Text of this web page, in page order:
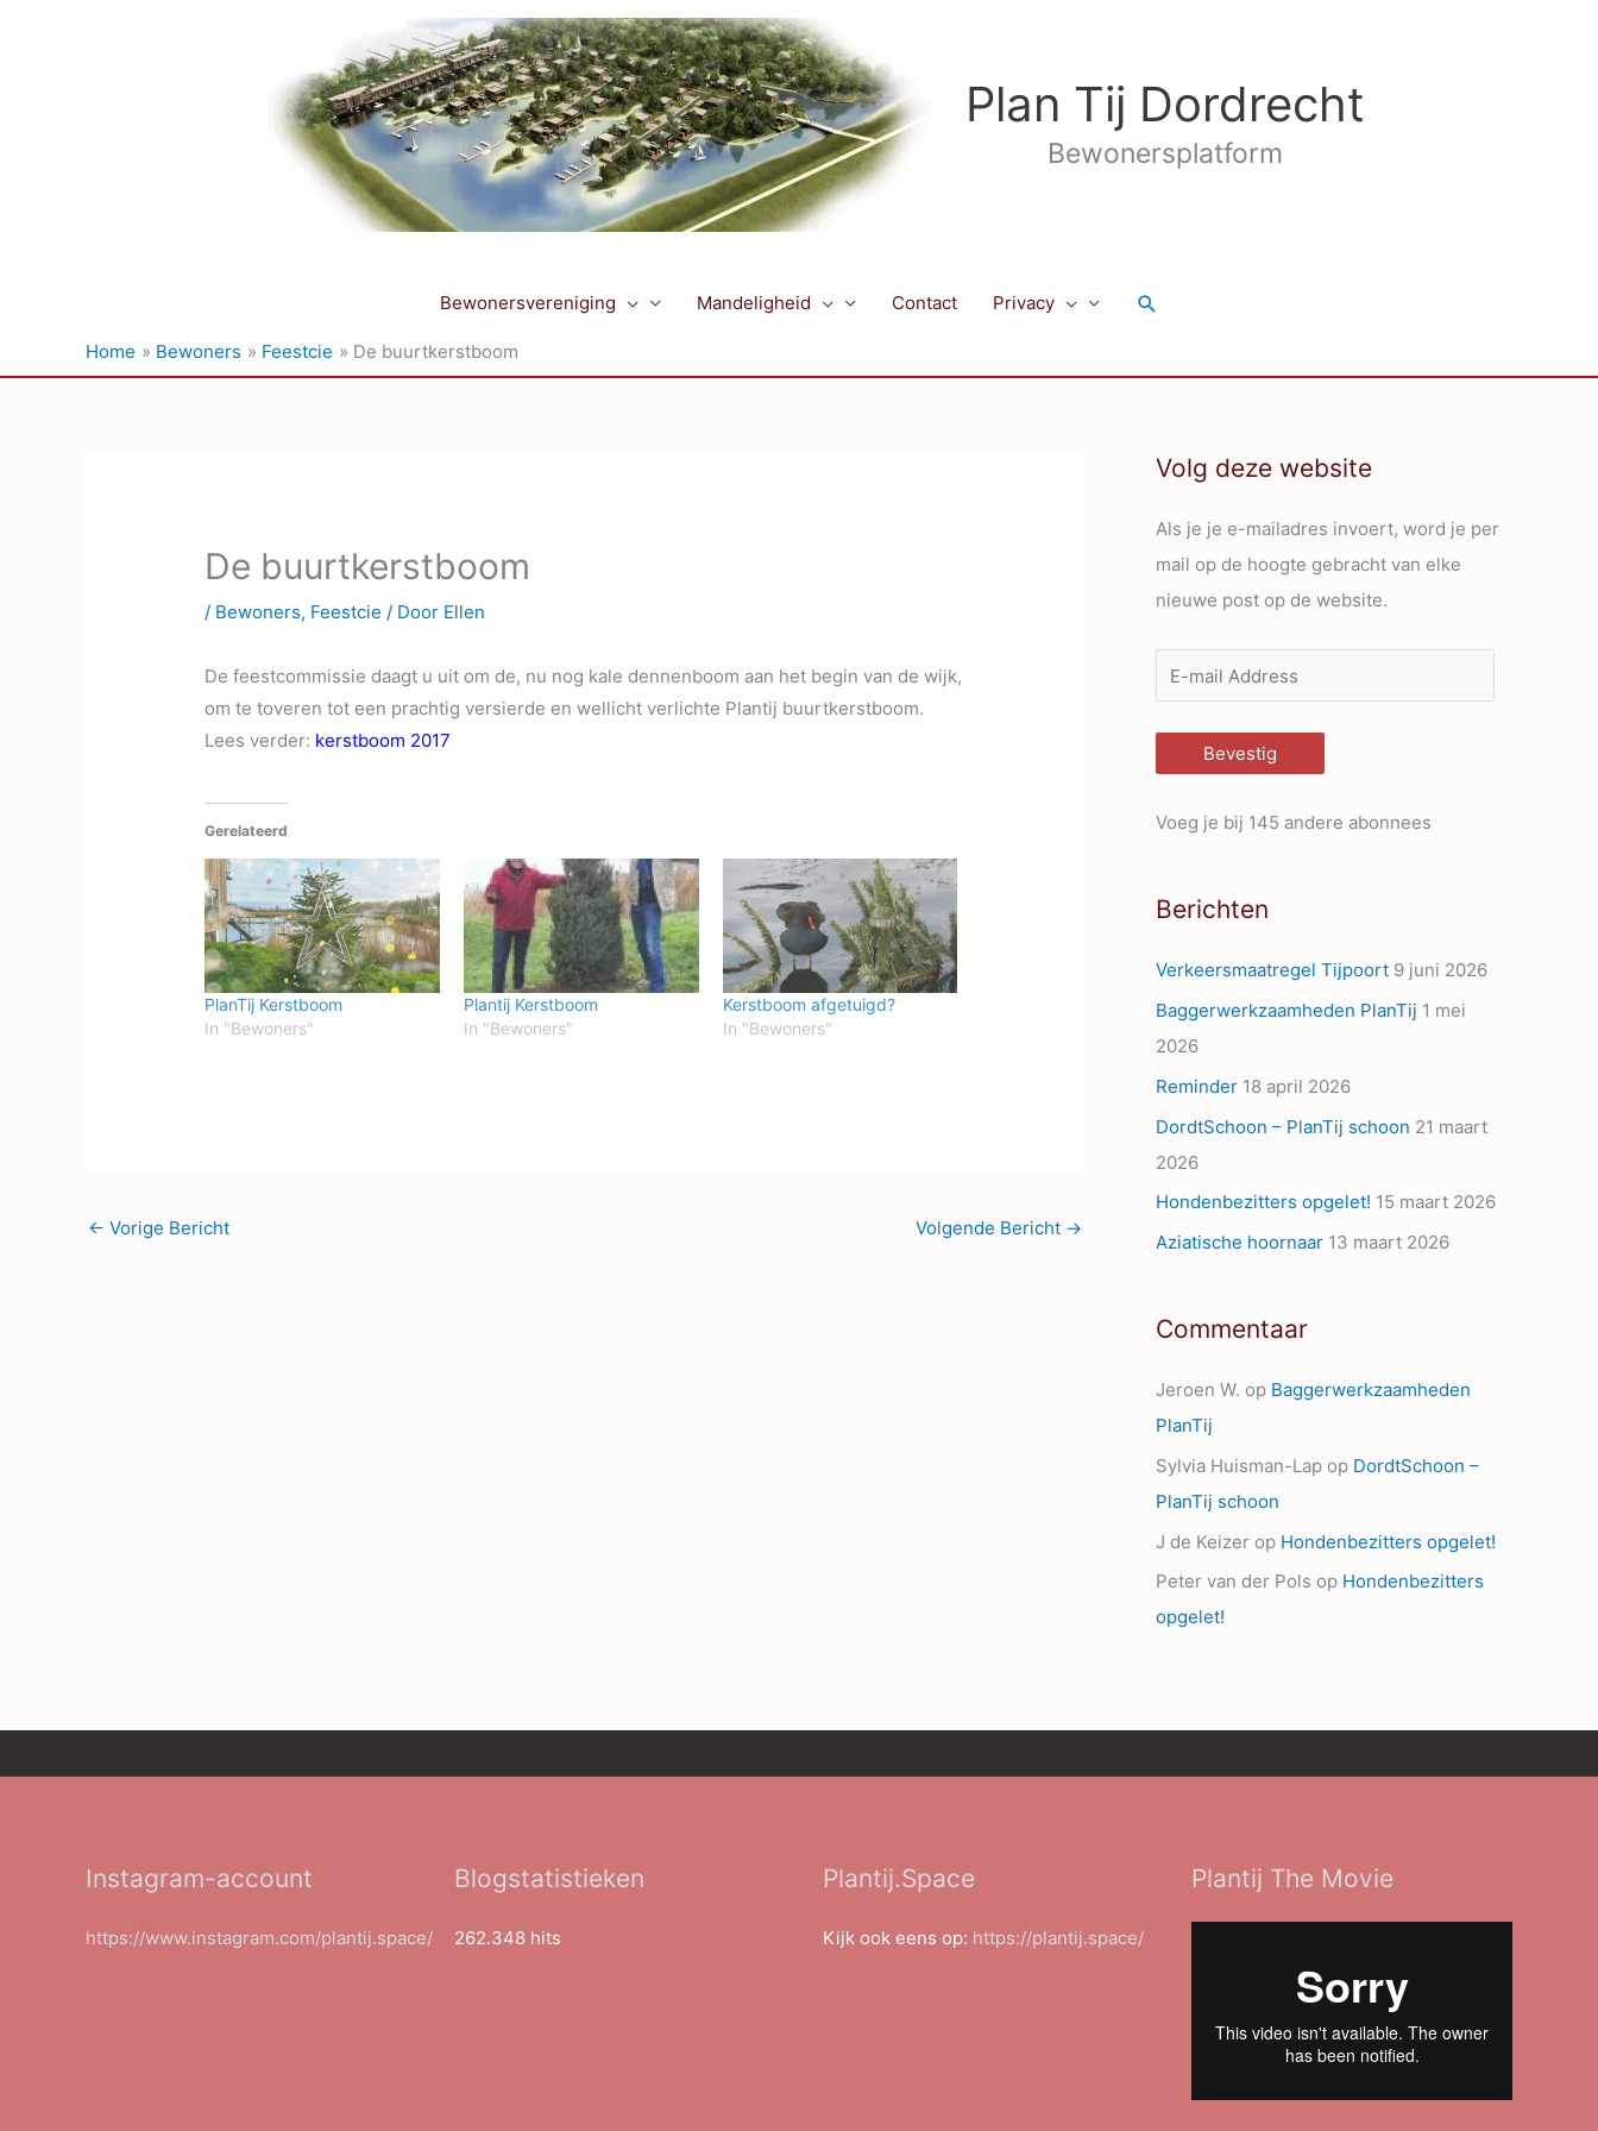
Plan Tij Dordrecht
Bewonersplatform
Bewonersvereniging Mandeligheid Contact Privacy Zoeken
Home Bewoners Feestcie De buurtkerstboom
De buurtkerstboom
/ Bewoners, Feestcie / Door Ellen
De feestcommissie daagt u uit om de, nu nog kale dennenboom aan het begin van de wijk,
om te toveren tot een prachtig versierde en wellicht verlichte Plantij buurtkerstboom.
Lees verder: kerstboom 2017
Gerelateerd
PlanTij Kerstboom
In "Bewoners"
Plantij Kerstboom
In "Bewoners"
Kerstboom afgetuigd?
In "Bewoners"
← Vorige Bericht Volgende Bericht →
Volg deze website
Als je je e-mailadres invoert, word je per
mail op de hoogte gebracht van elke
nieuwe post op de website.
-
m
a
d
e
s
s
Bevestig
Voeg je bij 145 andere abonnees
Berichten
Verkeersmaatregel Tijpoort 9 juni 2026
Baggerwerkzaamheden PlanTij 1 mei
2026
Reminder 18 april 2026
DordtSchoon – PlanTij schoon 21 maart
2026
Hondenbezitters opgelet! 15 maart 2026
Aziatische hoornaar 13 maart 2026
Commentaar
Jeroen W. op Baggerwerkzaamheden
PlanTij
Sylvia Huisman-Lap op DordtSchoon –
PlanTij schoon
J de Keizer op Hondenbezitters opgelet!
Peter van der Pols op Hondenbezitters
opgelet!
Instagram-account
https://www.instagram.com/plantij.space/
Blogstatistieken
262.348 hits
Plantij.Space
Kijk ook eens op: https://plantij.space/
Plantij The Movie